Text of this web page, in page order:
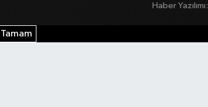
Haber Yazılımı:
Tamam